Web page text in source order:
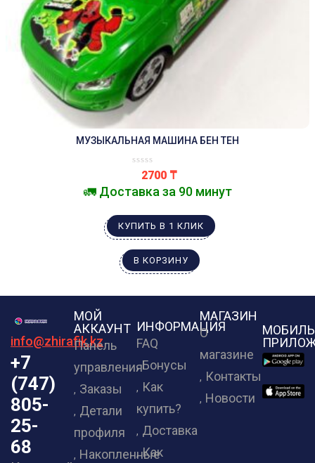
МУЗЫКАЛЬНАЯ МАШИНА БЕН ТЕН
2700 ₸
🚛 Доставка за 90 минут
КУПИТЬ В 1 КЛИК
В КОРЗИНУ
info@zhirafik.kz
+7
(747)
805-
25-
68
МОЙ
АККАУНТ
Панель
управления
Заказы
Детали
профиля
Накопленные
ИНФОРМАЦИЯ
FAQ
Бонусы
Как
купить?
Доставка
Как
МАГАЗИН
О
магазине
Контакты
Новости